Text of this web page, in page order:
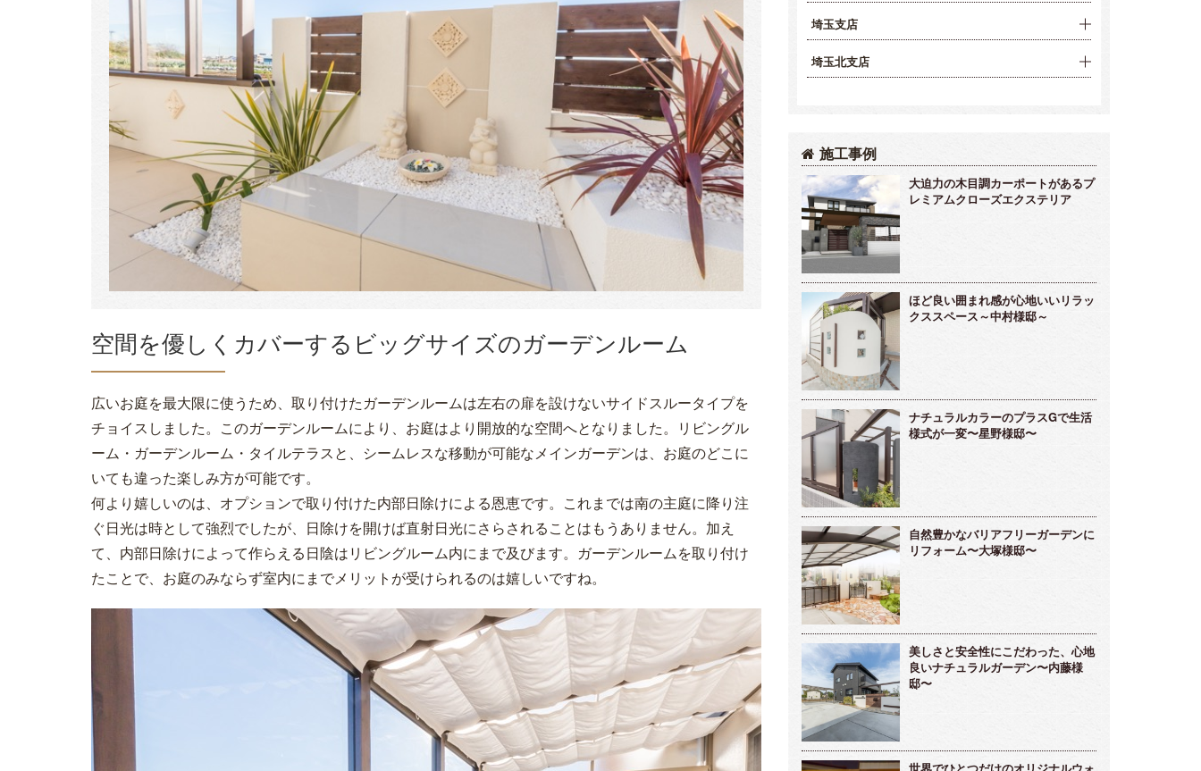
空間を優しくカバーするビッグサイズのガーデンルーム
広いお庭を最大限に使うため、取り付けたガーデンルームは左右の扉を設けないサイドスルータイプを
チョイスしました。このガーデンルームにより、お庭はより開放的な空間へとなりました。リビングル
ーム・ガーデンルーム・タイルテラスと、シームレスな移動が可能なメインガーデンは、お庭のどこに
いても違った楽しみ方が可能です。
何より嬉しいのは、オプションで取り付けた内部日除けによる恩恵です。これまでは南の主庭に降り注
ぐ日光は時として強烈でしたが、日除けを開けば直射日光にさらされることはもうありません。加え
て、内部日除けによって作らえる日陰はリビングルーム内にまで及びます。ガーデンルームを取り付け
たことで、お庭のみならず室内にまでメリットが受けられるのは嬉しいですね。
埼玉支店
埼玉北支店
施工事例
大迫力の木目調カーポートがあるプ
レミアムクローズエクステリア
ほど良い囲まれ感が心地いいリラッ
クススペース～中村様邸～
ナチュラルカラーのプラスGで生活
様式が一変〜星野様邸〜
自然豊かなバリアフリーガーデンに
リフォーム〜大塚様邸〜
美しさと安全性にこだわった、心地
良いナチュラルガーデン〜内藤様
邸〜